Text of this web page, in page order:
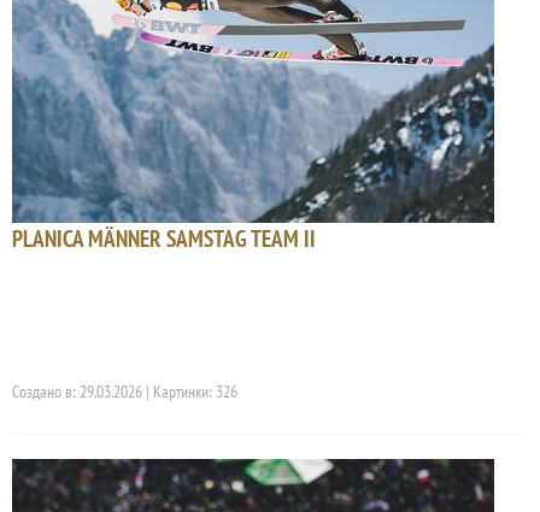
PLANICA MÄNNER SAMSTAG TEAM II
Создано в: 29.03.2026 | Картинки: 326